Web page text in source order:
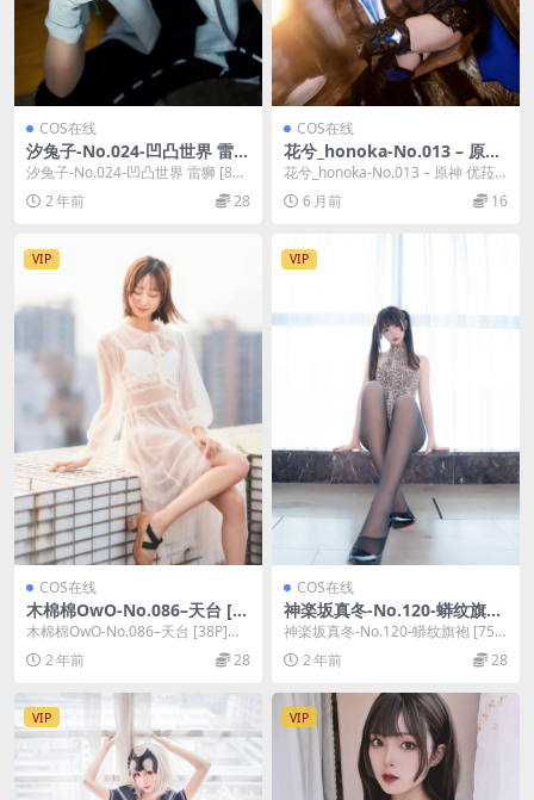
COS在线
汐兔子-No.024-凹凸世界 雷狮
[8P]
汐兔子-No.024-凹凸世界 雷狮 [8
P]，汐兔子在线作品导航：汐兔子
套图合...
2 年前 28
COS在线
花兮_honoka-No.013 – 原神
优菈 [16P]
花兮_honoka-No.013 – 原神 优菈
[16P]，花兮_honoka...
6 月前 16
VIP
COS在线
木棉棉OwO-No.086–天台 [3
8P]
木棉棉OwO-No.086–天台 [38P]，
木棉棉OwO在线作品导航：木棉棉
O...2 年前 28
VIP
COS在线
神楽坂真冬-No.120-蟒纹旗袍
[75P]
神楽坂真冬-No.120-蟒纹旗袍 [75
P]，神楽坂真冬在线作品导航：神
楽坂真...
2 年前 28
VIP VIP